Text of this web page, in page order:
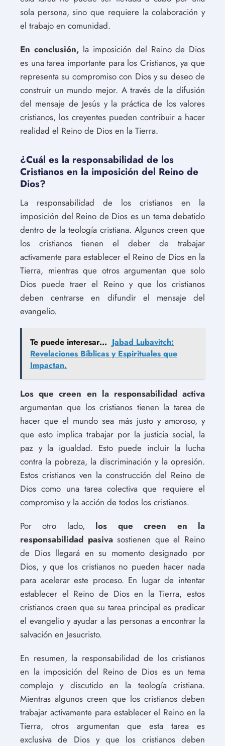
sola persona, sino que requiere la colaboración y
el trabajo en comunidad.
En conclusión, la imposición del Reino de Dios
es una tarea importante para los Cristianos, ya que
representa su compromiso con Dios y su deseo de
construir un mundo mejor. A través de la difusión
del mensaje de Jesús y la práctica de los valores
cristianos, los creyentes pueden contribuir a hacer
realidad el Reino de Dios en la Tierra.
¿Cuál es la responsabilidad de los
Cristianos en la imposición del Reino de
Dios?
La responsabilidad de los cristianos en la
imposición del Reino de Dios es un tema debatido
dentro de la teología cristiana. Algunos creen que
los cristianos tienen el deber de trabajar
activamente para establecer el Reino de Dios en la
Tierra, mientras que otros argumentan que solo
Dios puede traer el Reino y que los cristianos
deben centrarse en difundir el mensaje del
evangelio.
Te puede interesar... Jabad Lubavitch:
Revelaciones Bíblicas y Espirituales que
Impactan.
Los que creen en la responsabilidad activa
argumentan que los cristianos tienen la tarea de
hacer que el mundo sea más justo y amoroso, y
que esto implica trabajar por la justicia social, la
paz y la igualdad. Esto puede incluir la lucha
contra la pobreza, la discriminación y la opresión.
Estos cristianos ven la construcción del Reino de
Dios como una tarea colectiva que requiere el
compromiso y la acción de todos los cristianos.
Por otro lado, los que creen en la
responsabilidad pasivasostienen que el Reino
de Dios llegará en su momento designado por
Dios, y que los cristianos no pueden hacer nada
para acelerar este proceso. En lugar de intentar
establecer el Reino de Dios en la Tierra, estos
cristianos creen que su tarea principal es predicar
el evangelio y ayudar a las personas a encontrar la
salvación en Jesucristo.
En resumen, la responsabilidad de los cristianos
en la imposición del Reino de Dios es un tema
complejo y discutido en la teología cristiana.
Mientras algunos creen que los cristianos deben
trabajar activamente para establecer el Reino en la
Tierra, otros argumentan que esta tarea es
exclusiva de Dios y que los cristianos deben